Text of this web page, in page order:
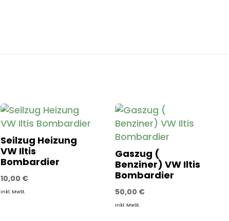
Seilzug Heizung
VW Iltis
Bombardier
10,00 €
inkl. MwSt.
Gaszug (
Benziner) VW Iltis
Bombardier
50,00 €
inkl. MwSt.